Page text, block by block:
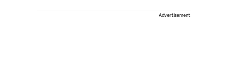
Advertisement